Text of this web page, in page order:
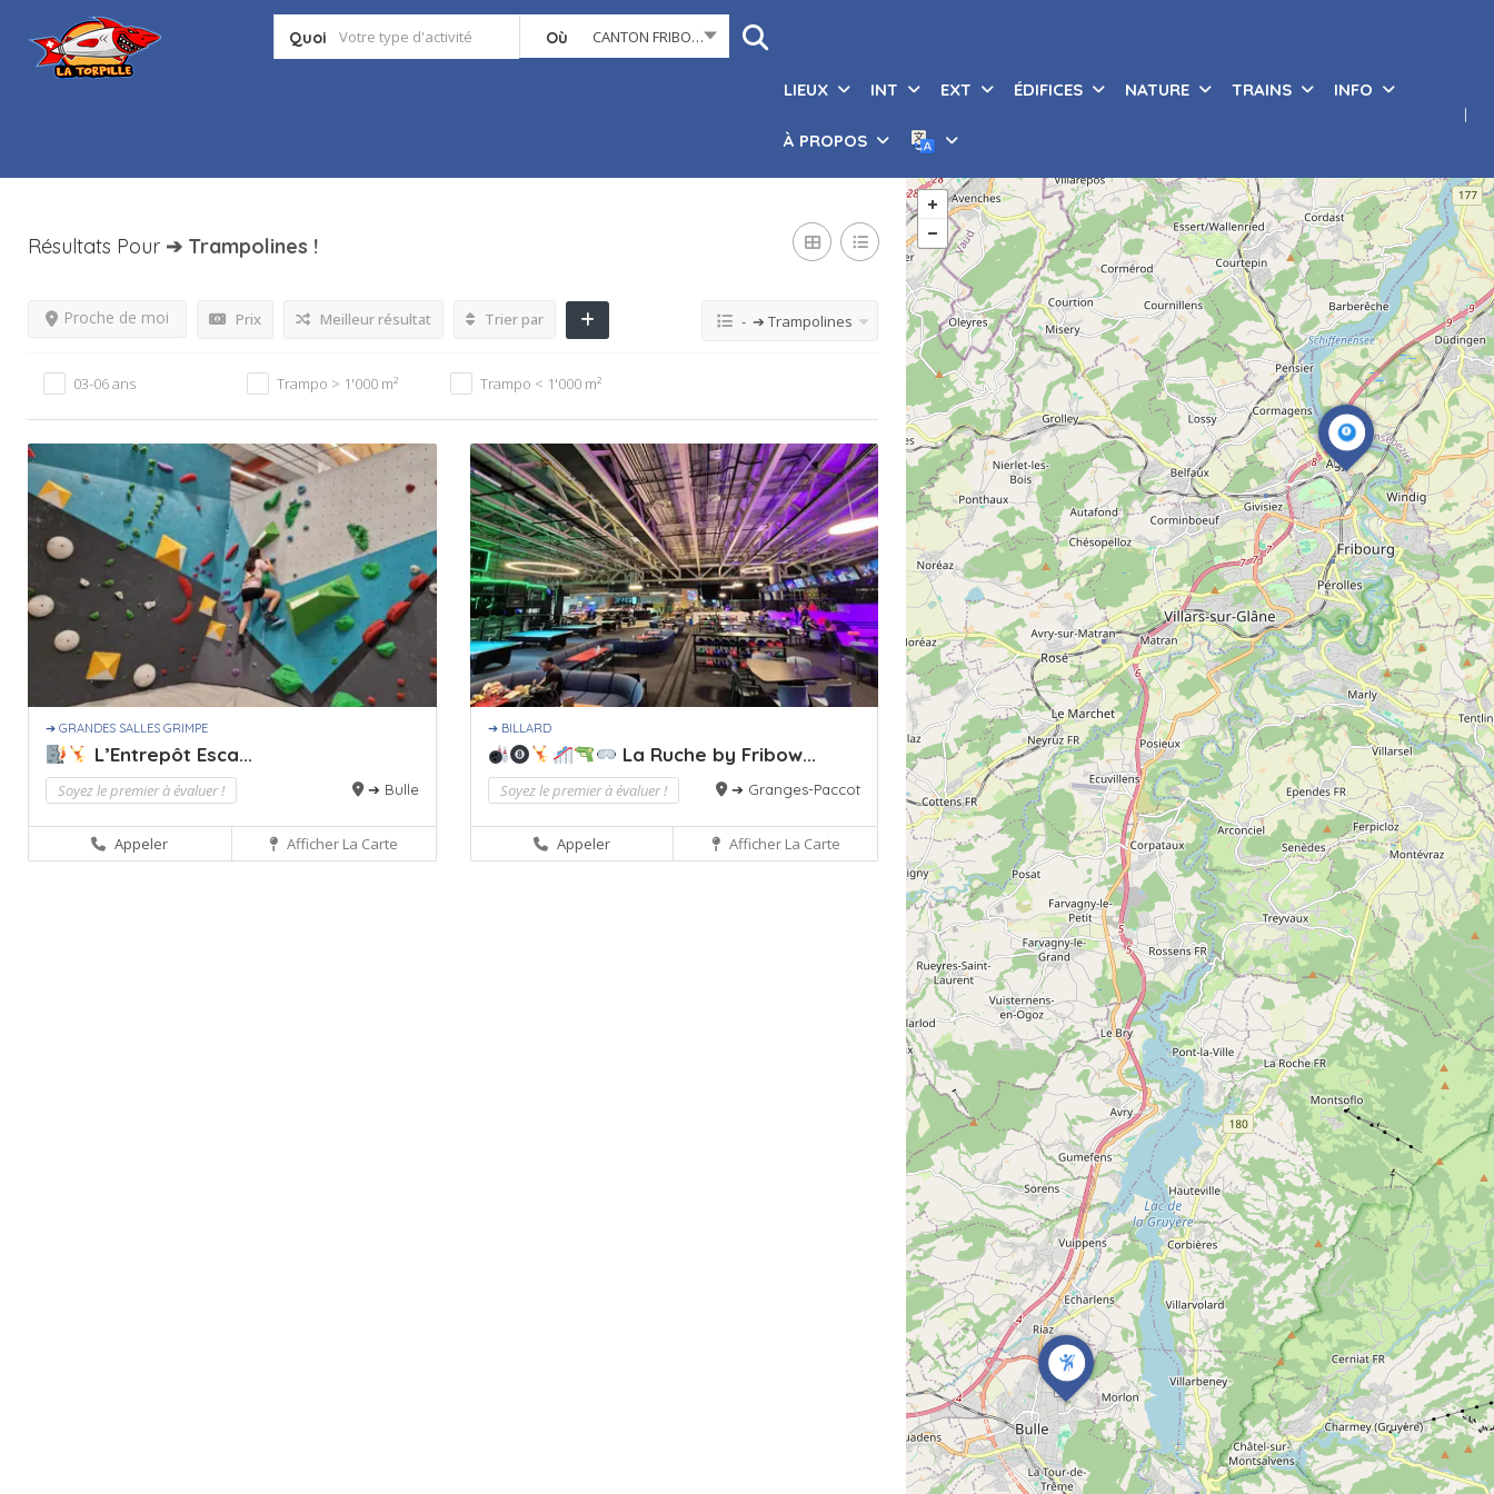
Quoi Où CANTON FRIBOURG
LIEUX INT EXT ÉDIFICES NATURE TRAINS INFO
À PROPOS
Résultats Pour ➔ Trampolines !
Prix
Proche de moi Meilleur résultat Trier par - ➔ Trampolines
03-06 ans Trampo > 1'000 m² Trampo < 1'000 m²
➔ GRANDES SALLES GRIMPE
L’Entrepôt Esca...
Soyez le premier à évaluer ! ➔ Bulle
Appeler Afficher La Carte
➔ BILLARD
La Ruche by Fribow...
Soyez le premier à évaluer ! ➔ Granges-Paccot
Appeler Afficher La Carte